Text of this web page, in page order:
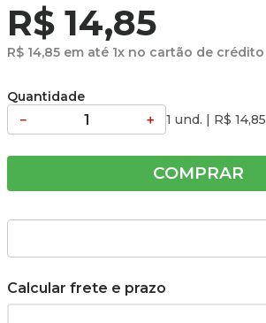
R$ 14,85
R$ 14,85 em até 1x no cartão de crédito
Quantidade
＋
－ 1 und. | R$ 14,85
COMPRAR